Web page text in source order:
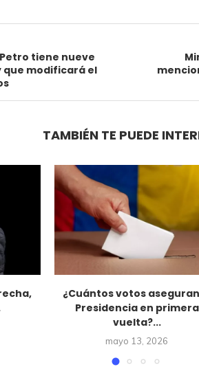
tiene nueve
que modificará el
TAMBIÉN TE PUEDE
¿Cuántos votos
Presidencia en primera
vuelta?...
mayo 13, 2026